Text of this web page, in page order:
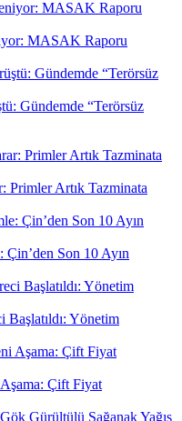
MASAK Raporu
Gündemde “Terörsüz
Primler Artık Tazminata
Çin’den Son 10 Ayın
Başlatıldı: Yönetim
Çift Fiyat